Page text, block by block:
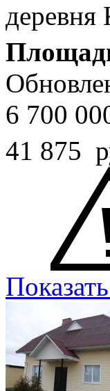
деревня
6 700
41 875